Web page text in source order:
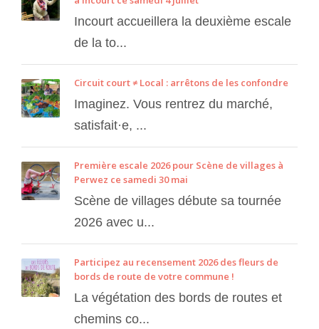
Incourt accueillera la deuxième escale
de la to...
Circuit court ≠ Local : arrêtons de les confondre
Imaginez. Vous rentrez du marché,
satisfait·e, ...
Première escale 2026 pour Scène de villages à
Perwez ce samedi 30 mai
Scène de villages débute sa tournée
2026 avec u...
Participez au recensement 2026 des fleurs de
bords de route de votre commune !
La végétation des bords de routes et
chemins co...